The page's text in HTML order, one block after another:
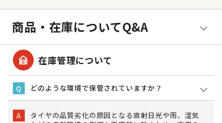
商品・在庫についてQ&A
garage_home 在庫管理について
Q どのような環境で保管されていますか？
A
タイヤの品質劣化の原因となる直射日光や雨、湿気